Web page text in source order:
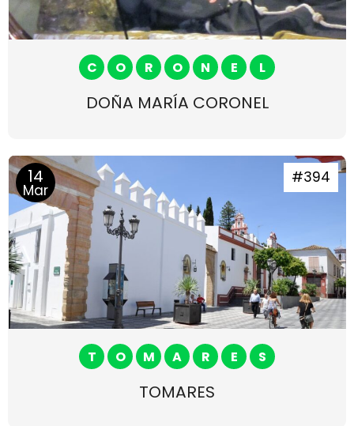
C O R O N E L
DOÑA MARÍA CORONEL
14
Mar
#394
T O M A R E S
TOMARES